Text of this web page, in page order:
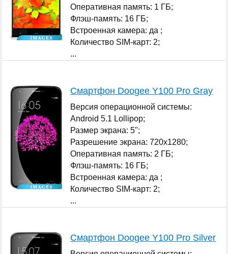
Оперативная память: 1 ГБ;
Флэш-память: 16 ГБ;
Встроенная камера: да ;
Количество SIM-карт: 2;
...
Смартфон Doogee Y100 Pro Gray
Версия операционной системы:
Android 5.1 Lollipop;
Размер экрана: 5";
Разрешение экрана: 720x1280;
Оперативная память: 2 ГБ;
Флэш-память: 16 ГБ;
Встроенная камера: да ;
Количество SIM-карт: 2;
...
Смартфон Doogee Y100 Pro Silver